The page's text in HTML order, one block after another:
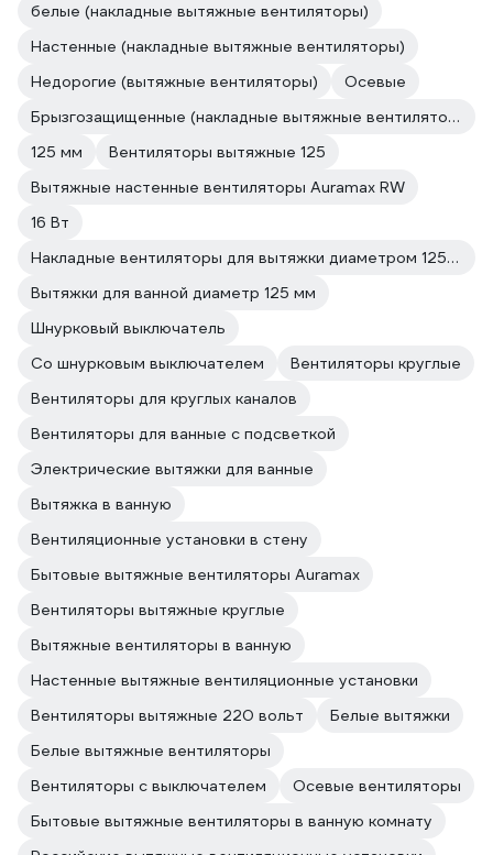
белые (накладные вытяжные вентиляторы)
Настенные (накладные вытяжные вентиляторы)
Недорогие (вытяжные вентиляторы)
Осевые
Брызгозащищенные (накладные вытяжные вентиляторы)
125 мм
Вентиляторы вытяжные 125
Вытяжные настенные вентиляторы Auramax RW
16 Вт
Накладные вентиляторы для вытяжки диаметром 125 мм
Вытяжки для ванной диаметр 125 мм
Шнурковый выключатель
Со шнурковым выключателем
Вентиляторы круглые
Вентиляторы для круглых каналов
Вентиляторы для ванные с подсветкой
Электрические вытяжки для ванные
Вытяжка в ванную
Вентиляционные установки в стену
Бытовые вытяжные вентиляторы Auramax
Вентиляторы вытяжные круглые
Вытяжные вентиляторы в ванную
Настенные вытяжные вентиляционные установки
Вентиляторы вытяжные 220 вольт
Белые вытяжки
Белые вытяжные вентиляторы
Вентиляторы с выключателем
Осевые вентиляторы
Бытовые вытяжные вентиляторы в ванную комнату